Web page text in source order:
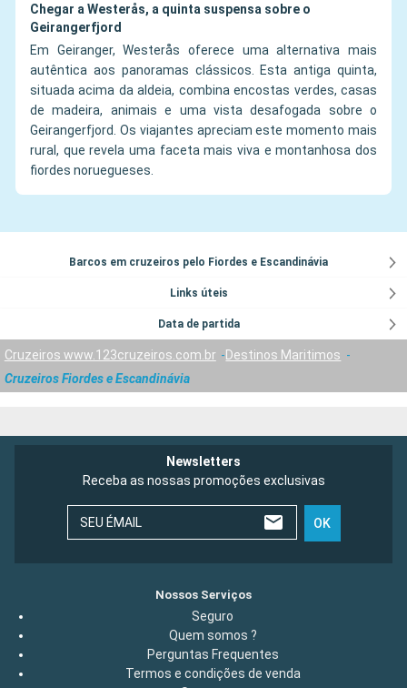
Chegar a Westerås, a quinta suspensa sobre o
Geirangerfjord
Em Geiranger, Westerås oferece uma alternativa mais
autêntica aos panoramas clássicos. Esta antiga quinta,
situada acima da aldeia, combina encostas verdes, casas
de madeira, animais e uma vista desafogada sobre o
Geirangerfjord. Os viajantes apreciam este momento mais
rural, que revela uma faceta mais viva e montanhosa dos
fiordes noruegueses.
Barcos em cruzeiros pelo Fiordes e Escandinávia
Links úteis
Data de partida
Cruzeiros www.123cruzeiros.com.br
Destinos Maritimos
Cruzeiros Fiordes e Escandinávia
Newsletters
Receba as nossas promoções exclusivas
SEU ÉMAIL OK
Nossos Serviços
Seguro
Quem somos ?
Perguntas Frequentes
Termos e condições de venda